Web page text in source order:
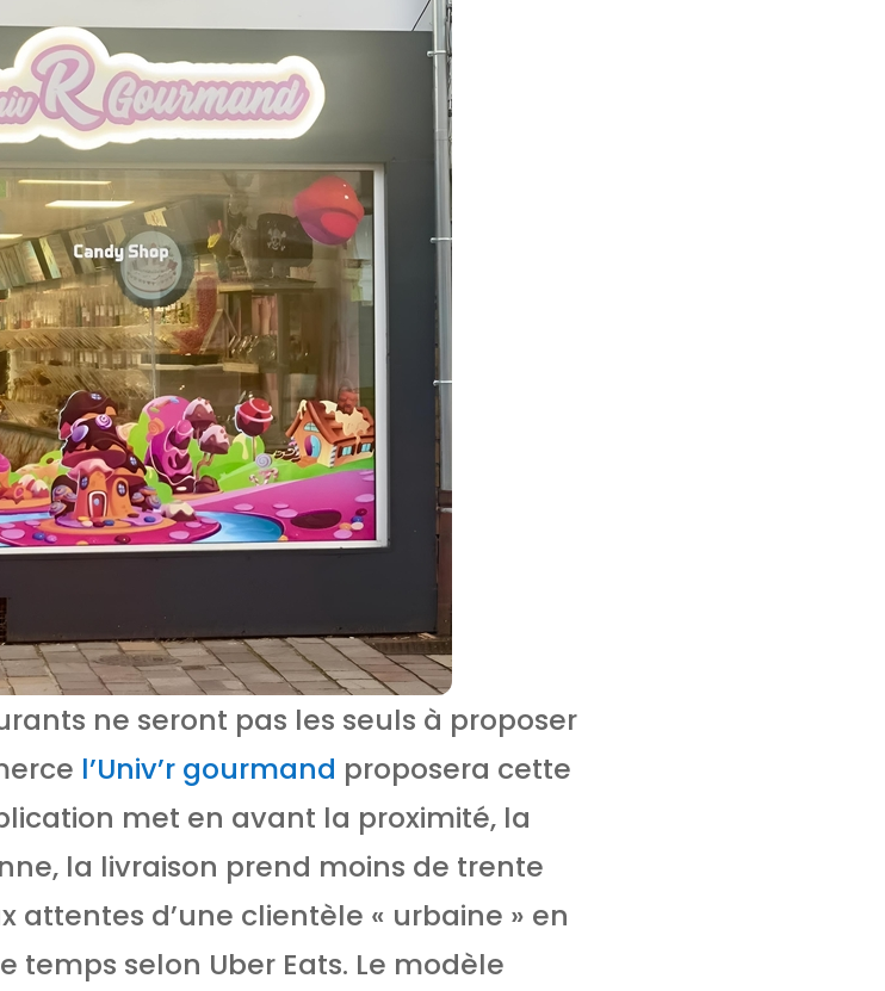
ne seront pas les seuls à proposer
l’Univ’r gourmand proposera cette
met en avant la proximité, la
la livraison prend moins de trente
attentes d’une clientèle « urbaine » en
selon Uber Eats. Le modèle